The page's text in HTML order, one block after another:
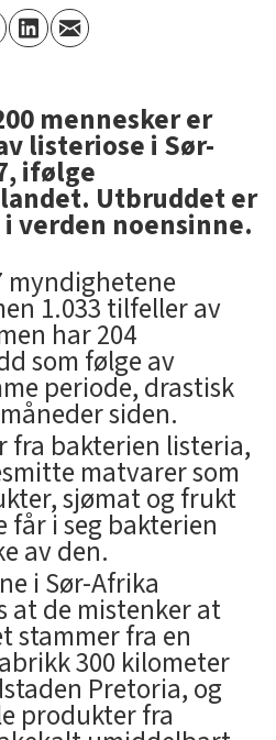
mennesker er
listeriose i Sør-
ifølge
Utbruddet er
verden noensinne.
myndighetene
1.033 tilfeller av
har 204
som følge av
periode, drastisk
siden.
fra bakterien listeria,
matvarer som
sjømat og frukt
får i seg bakterien
av den.
i Sør-Afrika
at de mistenker at
stammer fra en
300 kilometer
Pretoria, og
produkter fra